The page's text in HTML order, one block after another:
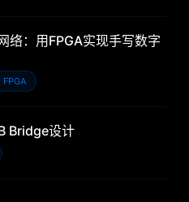
络：用FPGA实现手写数字
FPGA
Bridge设计